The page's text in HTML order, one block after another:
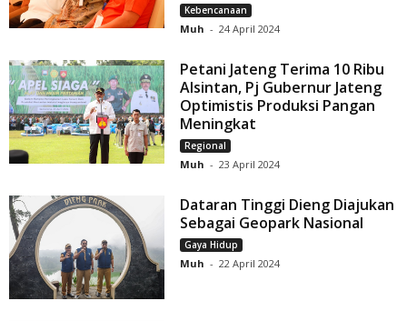
Kebencanaan
Muh - 24 April 2024
Petani Jateng Terima 10 Ribu
Alsintan, Pj Gubernur Jateng
Optimistis Produksi Pangan
Meningkat
Regional
Muh - 23 April 2024
Dataran Tinggi Dieng Diajukan
Sebagai Geopark Nasional
Gaya Hidup
Muh - 22 April 2024